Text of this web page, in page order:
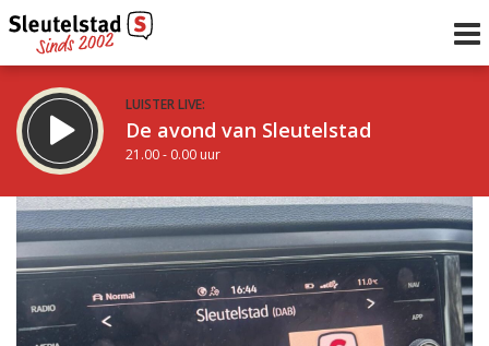
LUISTER LIVE:
De avond van Sleutelstad
21.00 - 0.00 uur
STRAKS:
De nacht van Sleutelstad
0.00 - 6.00 uur
Vorig uur
uur 1 van 0 Volgend uur